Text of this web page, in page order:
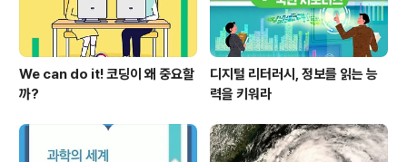
We can do it! 코딩이 왜 중요할
까?
디지털 리터러시, 정보를 읽는 능
력을 키워라